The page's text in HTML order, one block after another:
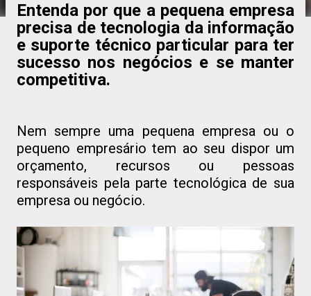
Entenda por que a pequena empresa
precisa de tecnologia da informação
e suporte técnico particular para ter
sucesso nos negócios e se manter
competitiva.
Nem sempre uma pequena empresa ou o
pequeno empresário tem ao seu dispor um
orçamento, recursos ou pessoas
responsáveis pela parte tecnológica de sua
empresa ou negócio.